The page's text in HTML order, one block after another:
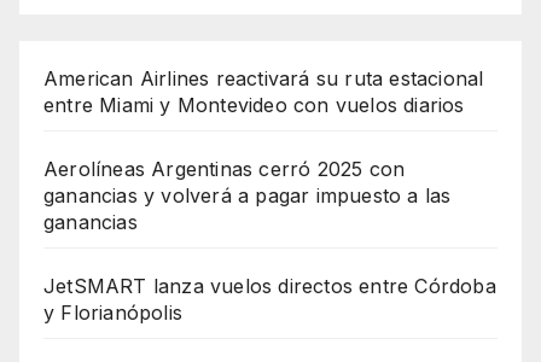
American Airlines reactivará su ruta estacional
entre Miami y Montevideo con vuelos diarios
Aerolíneas Argentinas cerró 2025 con
ganancias y volverá a pagar impuesto a las
ganancias
JetSMART lanza vuelos directos entre Córdoba
y Florianópolis